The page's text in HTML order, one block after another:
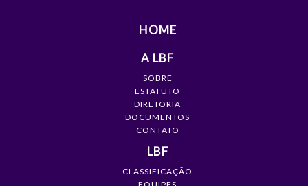
HOME
A LBF
SOBRE
ESTATUTO
DIRETORIA
DOCUMENTOS
CONTATO
LBF
CLASSIFICAÇÃO